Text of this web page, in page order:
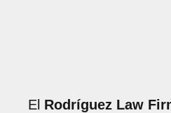
El Rodríguez Law